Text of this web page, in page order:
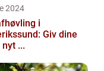
2024
i
Giv dine
...